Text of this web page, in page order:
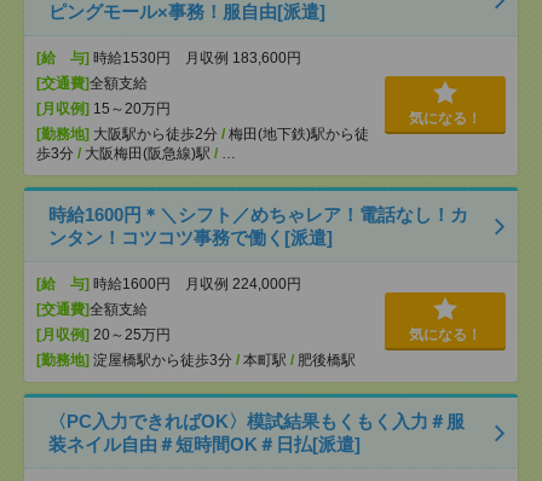
ピングモール×事務！服自由[派遣]
[給 与] 時給1530円 月収例 183,600円
[交通費]全額支給
[月収例] 15～20万円
[勤務地] 大阪駅から徒歩2分 / 梅田(地下鉄)駅から徒
歩3分 / 大阪梅田(阪急線)駅 / …
気になる！
時給1600円＊＼シフト／めちゃレア！電話なし！カ
ンタン！コツコツ事務で働く[派遣]
[給 与] 時給1600円 月収例 224,000円
[交通費]全額支給
[月収例] 20～25万円
[勤務地] 淀屋橋駅から徒歩3分 / 本町駅 / 肥後橋駅
気になる！
〈PC入力できればOK〉模試結果もくもく入力＃服
装ネイル自由＃短時間OK＃日払[派遣]